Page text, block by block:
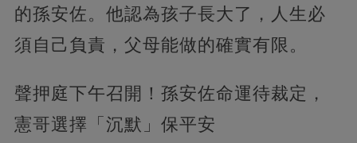
的孫安佐。他認為孩子長大了，人生必
須自己負責，父母能做的確實有限。
聲押庭下午召開！孫安佐命運待裁定，
憲哥選擇「沉默」保平安